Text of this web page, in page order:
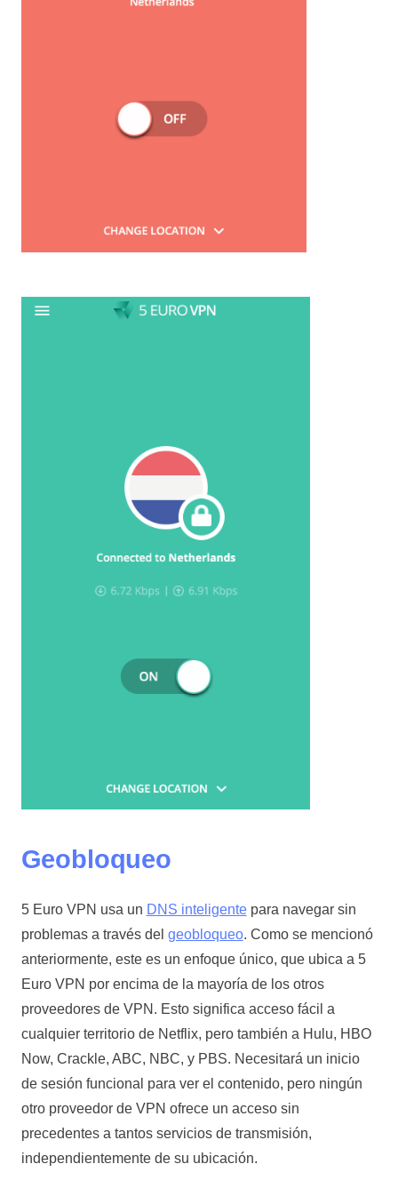
Geobloqueo
5 Euro VPN usa un DNS inteligentepara navegar sin
problemas a través del geobloqueo. Como se mencionó
anteriormente, este es un enfoque único, que ubica a 5
Euro VPN por encima de la mayoría de los otros
proveedores de VPN. Esto significa acceso fácil a
cualquier territorio de Netflix, pero también a Hulu, HBO
Now, Crackle, ABC, NBC, y PBS. Necesitará un inicio
de sesión funcional para ver el contenido, pero ningún
otro proveedor de VPN ofrece un acceso sin
precedentes a tantos servicios de transmisión,
independientemente de su ubicación.